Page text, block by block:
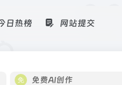
日热榜 网站提交
免费AI创作